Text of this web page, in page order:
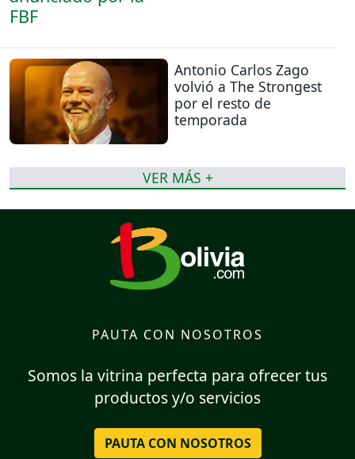
Antonio Carlos Zago
volvió a The Strongest
por el resto de
temporada
VER MÁS +
PAUTA CON NOSOTROS
Somos la vitrina perfecta para ofrecer tus
productos y/o servicios
PAUTA CON NOSOTROS